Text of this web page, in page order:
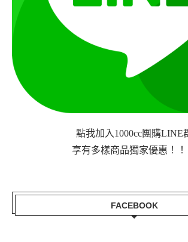
點我加入1000cc團購LINE
享有多樣商品獨家優惠！！
FACEBOOK